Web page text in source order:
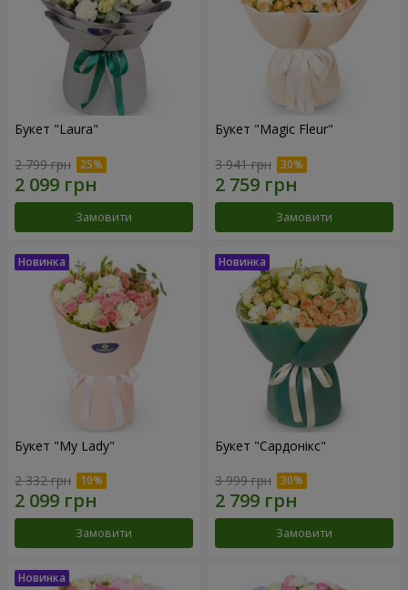
Букет "Laura"
2 799 грн
Замовити
Букет "Magic Fleur"
3 941 грн
Замовити
Букет "My Lady"
2 332 грн
Замовити
Букет "Сардонікс"
3 999 грн
Замовити